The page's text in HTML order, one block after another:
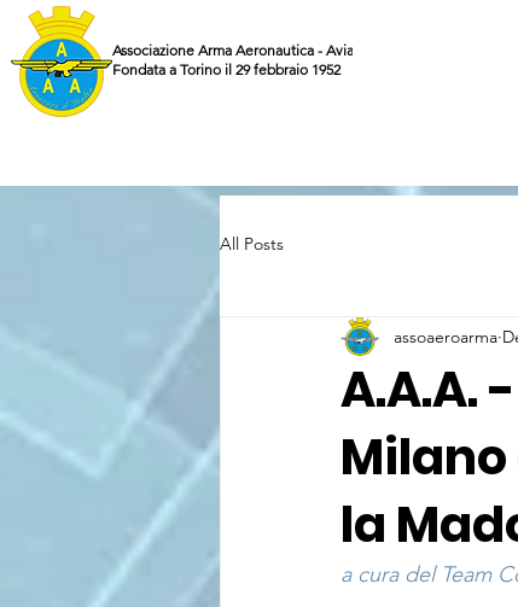
Associazione Arma Aeronautica - Aviatori d'Italia ETS
Fondata a Torino il 29 febbraio 1952
All Posts
A.A.A.
Milano
la
assoaeroarma
a cura del Team